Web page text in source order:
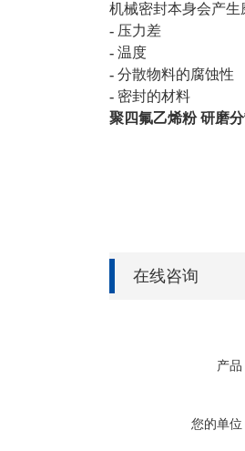
机械密封本身会产生
- 压力差
- 温度
- 分散物料的腐蚀性
- 密封的材料
聚四氟乙烯粉 研磨
在线咨询
产品
您的单位